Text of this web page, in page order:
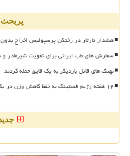
پربحث
هشدار تارتار در رختکن پرسپولیس اخراج بدون
سفارش های طب ایرانی برای تقویت شیرمادر و
نهنگ های قاتل باردیگر به یک قایق حمله کردند
۱۲ هفته رژیم فستینگ به حفظ کاهش وزن در یک سال بعد کمک نماید